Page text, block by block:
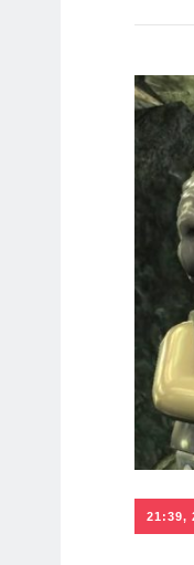
21:39,